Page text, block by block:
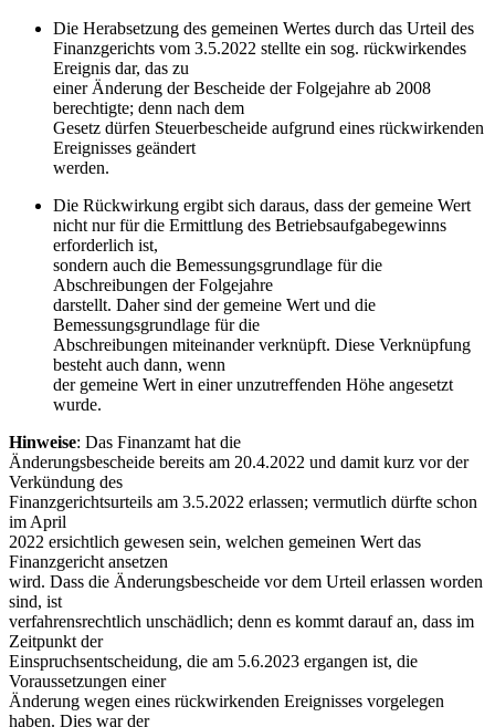
Die Herabsetzung des gemeinen Wertes durch das Urteil des
Finanzgerichts vom 3.5.2022 stellte ein sog. rückwirkendes
Ereignis dar, das zu
einer Änderung der Bescheide der Folgejahre ab 2008
berechtigte; denn nach dem
Gesetz dürfen Steuerbescheide aufgrund eines rückwirkenden
Ereignisses geändert
werden.
Die Rückwirkung ergibt sich daraus, dass der gemeine Wert
nicht nur für die Ermittlung des Betriebsaufgabegewinns
erforderlich ist,
sondern auch die Bemessungsgrundlage für die
Abschreibungen der Folgejahre
darstellt. Daher sind der gemeine Wert und die
Bemessungsgrundlage für die
Abschreibungen miteinander verknüpft. Diese Verknüpfung
besteht auch dann, wenn
der gemeine Wert in einer unzutreffenden Höhe angesetzt
wurde.
Hinweise: Das Finanzamt hat die
Änderungsbescheide bereits am 20.4.2022 und damit kurz vor der
Verkündung des
Finanzgerichtsurteils am 3.5.2022 erlassen; vermutlich dürfte schon
im April
2022 ersichtlich gewesen sein, welchen gemeinen Wert das
Finanzgericht ansetzen
wird. Dass die Änderungsbescheide vor dem Urteil erlassen worden
sind, ist
verfahrensrechtlich unschädlich; denn es kommt darauf an, dass im
Zeitpunkt der
Einspruchsentscheidung, die am 5.6.2023 ergangen ist, die
Voraussetzungen einer
Änderung wegen eines rückwirkenden Ereignisses vorgelegen
haben. Dies war der